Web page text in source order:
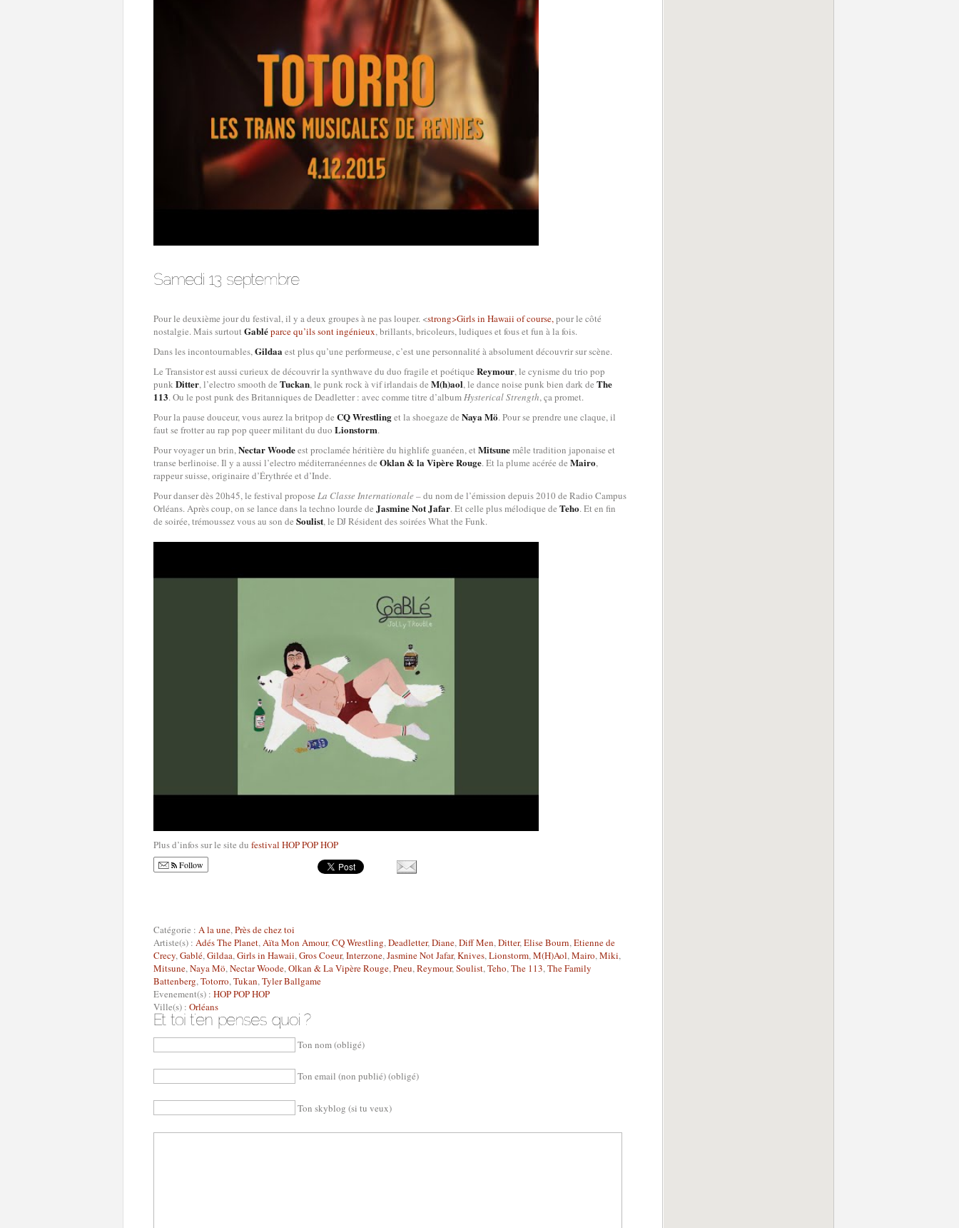
Pour le deuxième jour du festival, il y a deux groupes à ne pas louper. <strong>Girls in Hawaii of course,pour le côté
nostalgie. Mais surtout Gabléparce qu’ils sont ingénieux, brillants, bricoleurs, ludiques et fous et fun à la fois.
Dans les incontournables,Gildaaest plus qu’une performeuse, c’est une personnalité à absolument découvrir sur scène.
Le Transistor est aussi curieux de découvrir la synthwave du duo fragile et poétique Reymour, le cynisme du trio pop
punk Ditter, l’electro smooth de Tuckan, le punk rock à vif irlandais de M(h)aol, le dance noise punk bien dark de The
113. Ou le post punk des Britanniques de Deadletter : avec comme titre d’albumHysterical Strength, ça promet.
Pour la pause douceur, vous aurez la britpop de CQ Wrestlinget la shoegaze de Naya Mö. Pour se prendre une claque, il
faut se frotter au rap pop queer militant du duo Lionstorm.
Pour voyager un brin,Nectar Woodeest proclamée héritière du highlife guanéen, et Mitsunemêle tradition japonaise et
transe berlinoise. Il y a aussi l’electro méditerranéennes de Oklan & la Vipère Rouge. Et la plume acérée de Mairo,
rappeur suisse, originaire d’Érythrée et d’Inde.
Pour danser dès 20h45, le festival propose La Classe Internationale – du nom de l’émission depuis 2010 de Radio Campus
Orléans. Après coup, on se lance dans la techno lourde de Jasmine Not Jafar. Et celle plus mélodique de Teho. Et en fin
de soirée, trémoussez vous au son de Soulist, le DJ Résident des soirées What the Funk.
Plus d’infos sur le site du festival HOP POP HOP
Follow
Catégorie : A la une,Près de chez toi
Artiste(s) : Adés The Planet,Aïta Mon Amour,CQ Wrestling,Deadletter,Diane,Diff Men,Ditter,Elise Bourn,Etienne de
Crecy,Gablé,Gildaa,Girls in Hawaii,Gros Coeur,Interzone,Jasmine Not Jafar,Knives,Lionstorm,M(H)Aol,Mairo,Miki,
Mitsune,Naya Mö,Nectar Woode,Olkan & La Vipère Rouge,Pneu,Reymour,Soulist,Teho,The 113,The Family
Battenberg,Totorro,Tukan,Tyler Ballgame
Evenement(s) : HOP POP HOP
Ville(s) : Orléans
Ton nom (obligé)
Ton email (non publié) (obligé)
Ton skyblog (si tu veux)